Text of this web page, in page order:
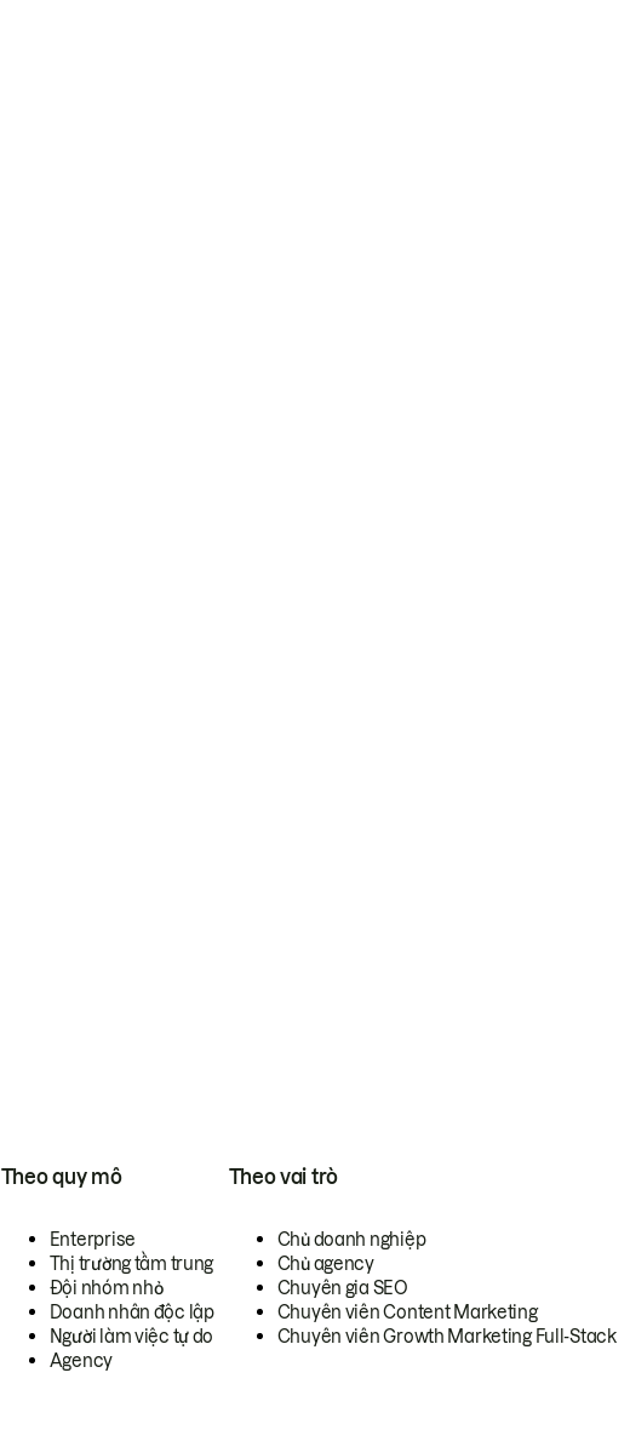
Theo quy mô
Enterprise
Thị trường tầm trung
Đội nhóm nhỏ
Doanh nhân độc lập
Người làm việc tự do
Agency
Theo vai trò
Chủ doanh nghiệp
Chủ agency
Chuyên gia SEO
Chuyên viên Content Marketing
Chuyên viên Growth Marketing Full-Stack